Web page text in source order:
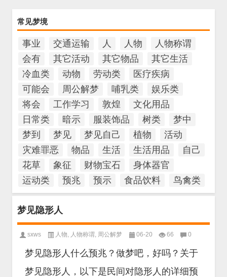
常见梦境
事业 交通运输 人 人物
人物称谓
会有
其它活动 其它物品
其它生活
冷血类
动物 劳动类
医疗疾病
可能会
周公解梦 哺乳类
娱乐类
将会
工作学习 敦煌
文化用品
日常类
暗示 服装饰品 树类
梦中
梦到
梦见 梦见自己 植物
活动
灾难罪恶
物品 生活 生活用品
自己
花草
象征 财物宝石
身体器官
运动类
预兆 预示 食品饮料 鸟禽类
梦见隐形人
sxws 人物, 人物称谓, 周公解梦 06-20 66 0
梦见隐形人什么预兆？做梦吧，好吗？关于
梦见隐形人，以下是民间对隐形人的详细预